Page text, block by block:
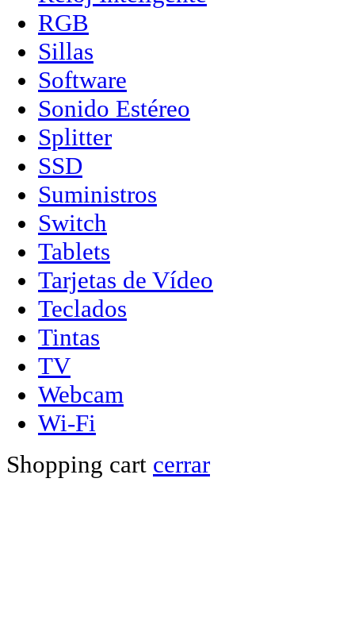
RGB
Sillas
Software
Sonido Estéreo
Splitter
SSD
Suministros
Switch
Tablets
Tarjetas de Vídeo
Teclados
Tintas
TV
Webcam
Wi-Fi
Shopping cart cerrar